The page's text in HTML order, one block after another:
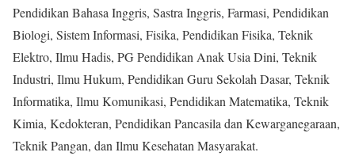
Pendidikan Bahasa Inggris, Sastra Inggris, Farmasi, Pendidikan
Biologi, Sistem Informasi, Fisika, Pendidikan Fisika, Teknik
Elektro, Ilmu Hadis, PG Pendidikan Anak Usia Dini, Teknik
Industri, Ilmu Hukum, Pendidikan Guru Sekolah Dasar, Teknik
Informatika, Ilmu Komunikasi, Pendidikan Matematika, Teknik
Kimia, Kedokteran, Pendidikan Pancasila dan Kewarganegaraan,
Teknik Pangan, dan Ilmu Kesehatan Masyarakat.